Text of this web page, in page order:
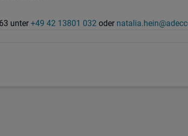
unter +49 42 13801 032 oder